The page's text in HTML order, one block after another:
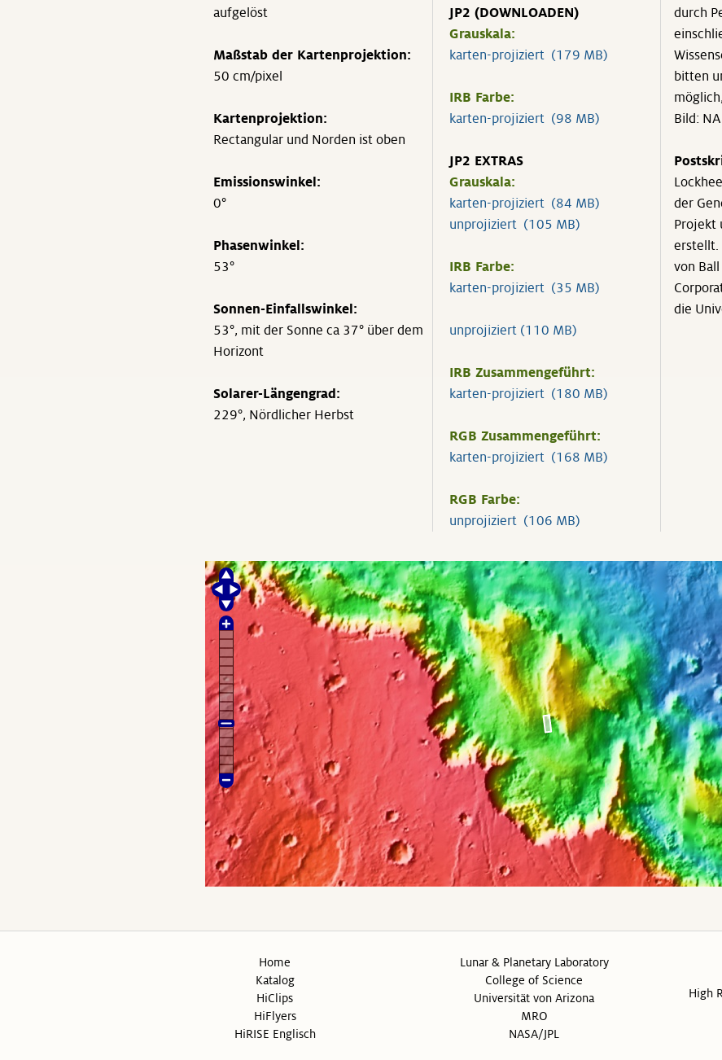
aufgelöst
Maßstab der Kartenprojektion:
50 cm/pixel
Kartenprojektion:
Rectangular und Norden ist oben
Emissionswinkel:
0°
Phasenwinkel:
53°
Sonnen-Einfallswinkel:
53°, mit der Sonne ca 37° über dem
Horizont
Solarer-Längengrad:
229°, Nördlicher Herbst
JP2 (DOWNLOADEN)
Grauskala:
karten-projiziert (179 MB)
IRB Farbe:
karten-projiziert (98 MB)
JP2 EXTRAS
Grauskala:
karten-projiziert (84 MB)
unprojiziert (105 MB)
IRB Farbe:
karten-projiziert (35 MB)
unprojiziert (110 MB)
IRB Zusammengeführt:
karten-projiziert (180 MB)
RGB Zusammengeführt:
karten-projiziert (168 MB)
RGB Farbe:
unprojiziert (106 MB)
durch
bitten
Bild:
der
Projekt
erstellt.
von
die
Home
Katalog
HiClips
HiFlyers
HiRISE Englisch
Lunar & Planetary Laboratory
College of Science
Universität von Arizona
MRO
NASA/JPL
High